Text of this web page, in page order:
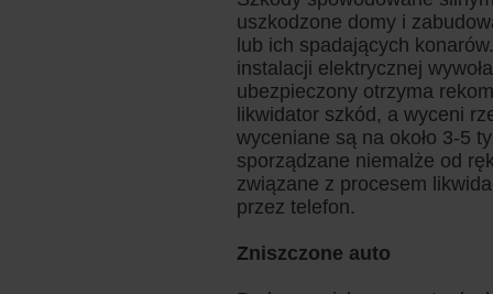
uszkodzone domy i
lub ich spadających
instalacji elektrycznej
ubezpieczony otrzyma
likwidator szkód, a wyceni
wyceniane są na około 3-5
sporządzane niemalże od
związane z procesem
przez telefon.
Zniszczone auto